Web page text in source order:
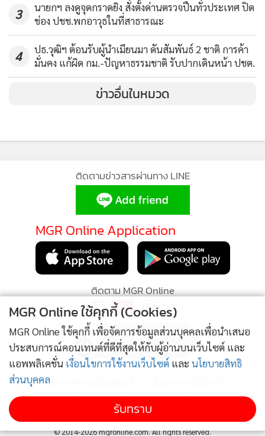
3
นายกฯ ลงดูจุดกราดยิง สั่งตั้งด่านตรวจปืนทั่วประเทศ ปิด
ช่อง ปชช.พกอาวุธในที่สาธารณะ
4
ปธ.วุฒิฯ ต้อนรับผู้นำเมียนมา ดันสัมพันธ์ 2 ชาติ การค้า
มั่นคง แก้ผิด กม.-ปัญหาธรรมชาติ รับปากเดินหน้า ปชต.
ข่าวอื่นในหมวด
ติดตามข่าวสารผ่านทาง LINE
MGR Online Application
ติดตาม MGR Online
นโยบายความเป็นส่วนตัว
ข้อกำหนดและเงื่อนไขการใช้บริการ
นโยบายการใช้ข้อมูล Facebook
© 2014-2026 mgronline.com. All rights reserved.
MGR Online ใช้คุกกี้ (Cookies)
MGR Online ใช้คุกกี้ เพื่อจัดการข้อมูลส่วนบุคคลเพื่อนำเสนอ
ประสบการณ์คอนเทนต์ที่ดีที่สุดให้กับผู้อ่านบนเว็บไซต์ และ
แอพพลิเคชั่น เงื่อนไขการใช้งานเว็บไซต์ และ นโยบายสิทธิ
ส่วนบุคคล
รับทราบ